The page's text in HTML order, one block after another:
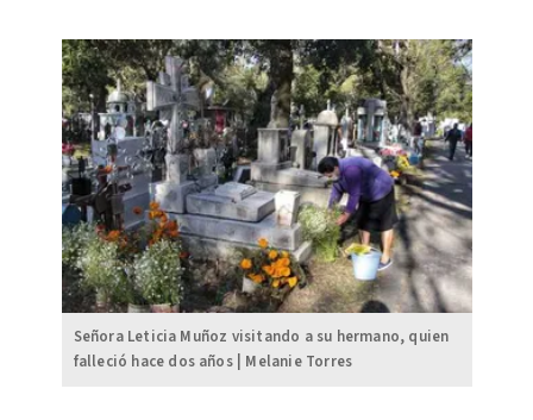
Señora Leticia Muñoz visitando a su hermano, quien
falleció hace dos años | Melanie Torres